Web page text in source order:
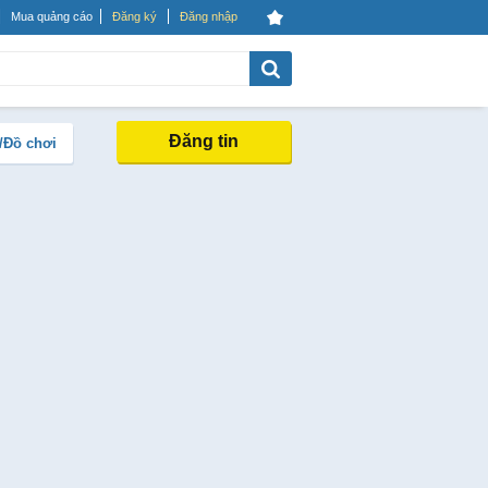
Mua quảng cáo Đăng ký Đăng nhập
Đồ chơi Đăng tin